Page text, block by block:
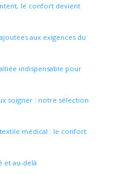
le confort devient
aux exigences du
indispensable pour
soigner : notre sélection
médical : le confort
et au-delà